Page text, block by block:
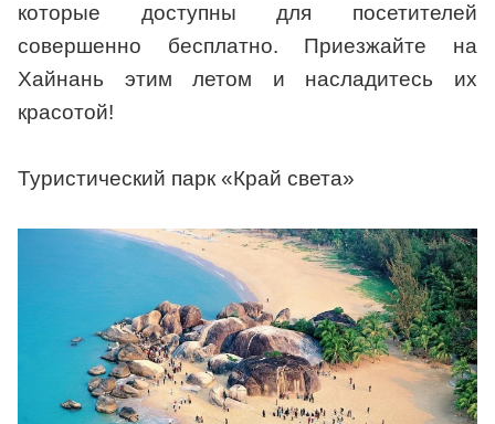
которые доступны для посетителей
совершенно бесплатно. Приезжайте на
Хайнань этим летом и насладитесь их
красотой!
Туристический парк «Край света»